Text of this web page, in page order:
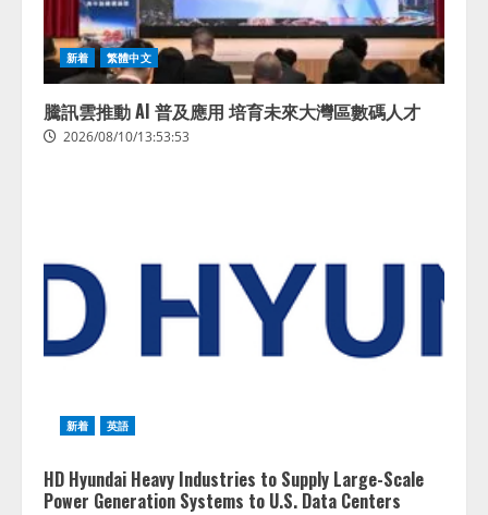
新着 繁體中文
騰訊雲推動 AI 普及應用 培育未來大灣區數碼人才
2026/08/10/13:53:53
新着 英語
HD Hyundai Heavy Industries to Supply Large-Scale
Power Generation Systems to U.S. Data Centers